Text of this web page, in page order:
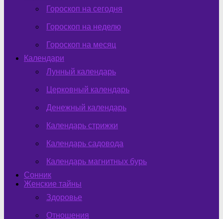
Гороскоп на сегодня
Гороскоп на неделю
Гороскоп на месяц
Календари
Лунный календарь
Церковный календарь
Денежный календарь
Календарь стрижки
Календарь садовода
Календарь магнитных бурь
Сонник
Женские тайны
Здоровье
Отношения